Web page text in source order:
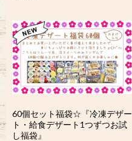
60個セット福袋☆『冷凍デザー
ト・給食デザート1つずつお試
し福袋』